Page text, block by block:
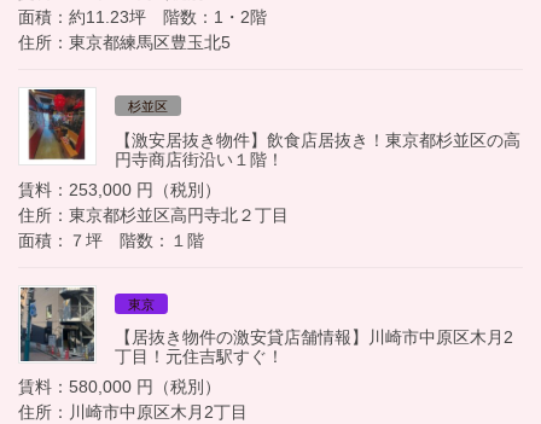
面積：約11.23坪 階数：1・2階
住所：東京都練馬区豊玉北5
杉並区
【激安居抜き物件】飲食店居抜き！東京都杉並区の高
円寺商店街沿い１階！
賃料：253,000 円（税別）
住所：東京都杉並区高円寺北２丁目
面積：７坪 階数：１階
東京
【居抜き物件の激安貸店舗情報】川崎市中原区木月2
丁目！元住吉駅すぐ！
賃料：580,000 円（税別）
住所：川崎市中原区木月2丁目